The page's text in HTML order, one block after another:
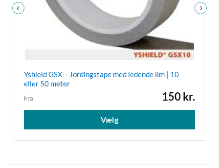
Yshield GSX – Jordingstape med ledende lim | 10
eller 50 meter
Fra 150kr.
Vælg
Dette